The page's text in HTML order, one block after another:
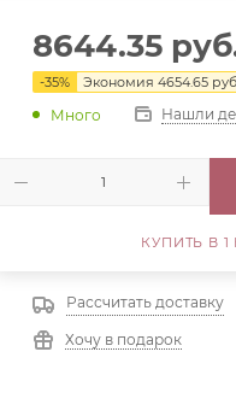
8644.35
-35% Экономия4654.65
Много Нашли
КУПИТЬ В
Рассчитать доставку
Хочу в подарок